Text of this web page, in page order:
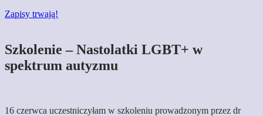
Zapisy trwają!
Szkolenie – Nastolatki LGBT+ w
spektrum autyzmu
16 czerwca uczestniczyłam w szkoleniu prowadzonym przez dr